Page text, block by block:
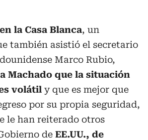
la Casa Blanca, un
también asistió el secretario
Marco Rubio,
Machado que la situación
volátil y que es mejor que
por su propia seguridad,
le han reiterado otros
de EE.UU., de